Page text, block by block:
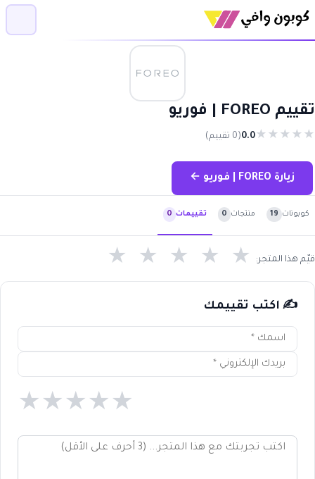
تقييم FOREO | فوريو
★
★
★
★
★
0.0(0 تقييم)
زيارة FOREO | فوريو ←
كوبونات 19 منتجات 0 تقييمات 0
قيّم هذا المتجر: ★ ★ ★ ★ ★
✍️ اكتب تقييمك
★ ★ ★ ★ ★